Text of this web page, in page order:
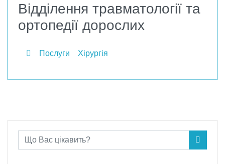
Відділення травматології та
ортопедії дорослих
Послуги Хірургія
Що Вас цікавить?